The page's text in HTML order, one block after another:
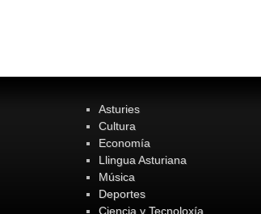
Asturies
Cultura
Economía
Llingua Asturiana
Música
Deportes
Ciencia y Tecnoloxía